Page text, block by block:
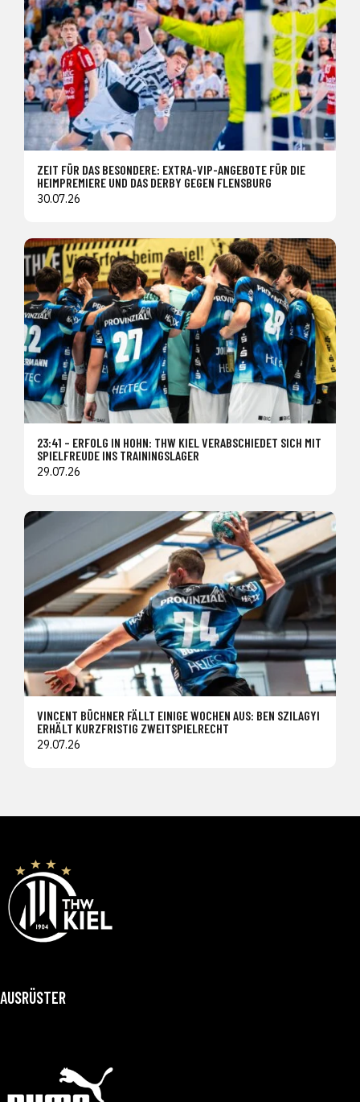
ZEIT FÜR DAS BESONDERE: EXTRA-VIP-ANGEBOTE FÜR DIE
HEIMPREMIERE UND DAS DERBY GEGEN FLENSBURG
30.07.26
23:41 – ERFOLG IN HOHN: THW KIEL VERABSCHIEDET SICH MIT
SPIELFREUDE INS TRAININGSLAGER
29.07.26
VINCENT BÜCHNER FÄLLT EINIGE WOCHEN AUS: BEN SZILAGYI
ERHÄLT KURZFRISTIG ZWEITSPIELRECHT
29.07.26
AUSRÜSTER